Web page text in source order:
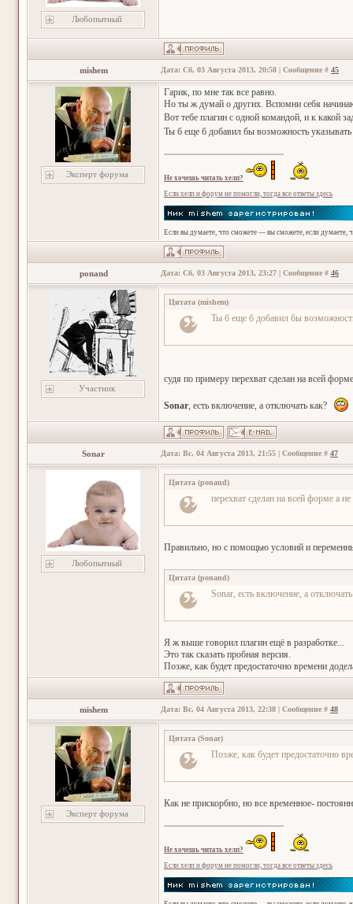
Любопытный
mishem Дата: Сб, 03 Августа 2013, 20:58 | Сообщение # 45
Эксперт форума
Гарик, по мне так все равно.
Но ты ж думай о других. Вспомни себя
Вот тебе плагин с одной командой, и к какой
Ты б еще б добавил бы возможность
Не хочешь читать хелп?
Если хелп и форум не помогли, тогда все ответы здесь
Если вы думаете, что сможете — вы сможете, если думаете,
ponand Дата: Сб, 03 Августа 2013, 23:27 | Сообщение # 46
Участник
Цитата (mishem)
Ты б еще б добавил бы
судя по примеру перехват сделан на всей
Sonar, есть включение, а отключать как?
Sonar Дата: Вс, 04 Августа 2013, 21:55 | Сообщение # 47
Любопытный
Цитата (ponand)
перехват сделан на всей форме а не
Правильно, но с помощью условий и
Цитата (ponand)
Sonar, есть включение, а
Я ж выше говорил плагин ещё в разработке...
Это так сказать пробная версия.
Позже, как будет предостаточно времени
mishem Дата: Вс, 04 Августа 2013, 22:38 | Сообщение # 48
Эксперт форума
Цитата (Sonar)
Позже, как будет предостаточно
Как не прискорбно, но все временное-
Не хочешь читать хелп?
Если хелп и форум не помогли, тогда все ответы здесь